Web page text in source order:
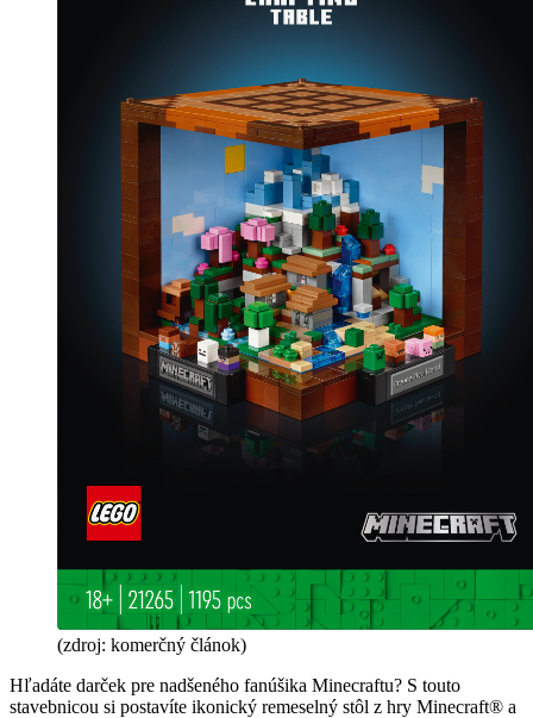
(zdroj: komerčný článok)
Hľadáte darček pre nadšeného fanúšika Minecraftu? S touto
stavebnicou si postavíte ikonický remeselný stôl z hry Minecraft® a